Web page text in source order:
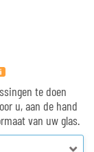
te doen
u, aan de hand
van uw glas.